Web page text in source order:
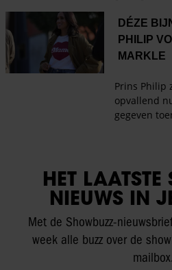
HET LAATSTE
NIEUWS IN
Met de Showbuzz-
week alle buzz over de
mailbox.